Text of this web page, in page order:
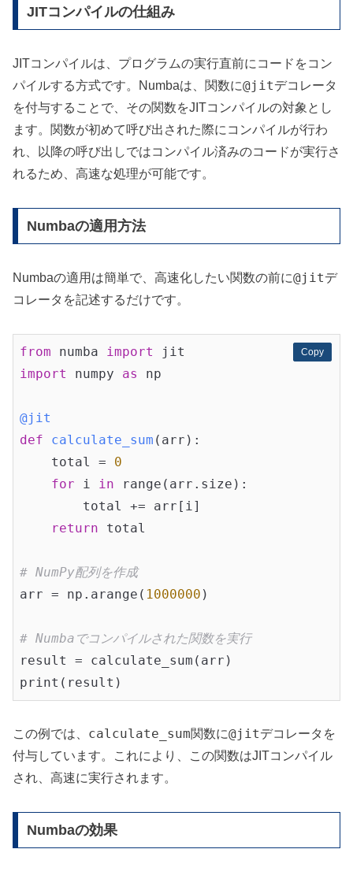
JITコンパイルの仕組み
JITコンパイルは、プログラムの実行直前にコードをコン
パイルする方式です。Numbaは、関数に@jitデコレータ
を付与することで、その関数をJITコンパイルの対象とし
ます。関数が初めて呼び出された際にコンパイルが行わ
れ、以降の呼び出しではコンパイル済みのコードが実行さ
れるため、高速な処理が可能です。
Numbaの適用方法
Numbaの適用は簡単で、高速化したい関数の前に@jitデ
コレータを記述するだけです。
Copy
Copy
from numba import
import
numpy as np
@jit
def
calculate_sum (arr) :
    total =
0
for i in range(arr.size):
        total += arr[i]
return total
# NumPy配列を作成
arr = np.arange( 1000000 )
# Numbaでコンパイルされた関数を実行
result = calculate_sum(arr)
この例では、 calculate_sum関数に@jitデコレータを
付与しています。これにより、この関数はJITコンパイル
され、高速に実行されます。
Numbaの効果